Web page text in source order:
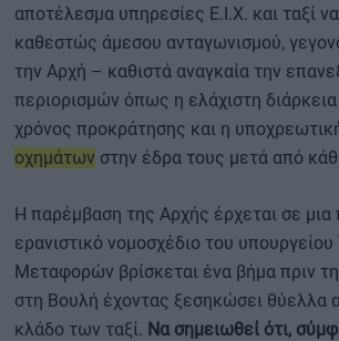
αποτέλεσμα υπηρεσίες Ε.Ι.Χ. και ταξί
καθεστώς άμεσου ανταγωνισμού,
την Αρχή – καθιστά αναγκαία την
περιορισμών όπως η ελάχιστη
χρόνος προκράτησης και η
οχημάτων στην έδρα τους μετά από
Η παρέμβαση της Αρχής έρχεται σε μια
ερανιστικό νομοσχέδιο του
Μεταφορών βρίσκεται ένα βήμα πριν
στη Βουλή έχοντας ξεσηκώσει θύελλα
κλάδο των ταξί. Να σημειωθεί ότι,